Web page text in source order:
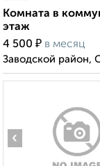
Комната в
этаж
4 500 ₽ в месяц
Заводской район,
‹